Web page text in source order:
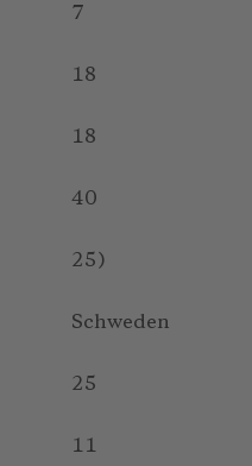
7
18
18
40
25)
Schweden
25
11